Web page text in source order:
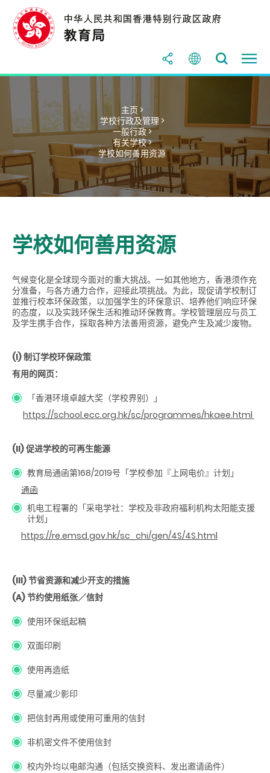
主页 >
学校行政及管理 >
一般行政 >
有关学校 >
学校如何善用资源
学校如何善用资源
气候变化是全球现今面对的重大挑战。一如其他地方，香港须作充
分准备，与各方通力合作，迎接此项挑战。为此，现促请学校制订
並推行校本环保政策，以加强学生的环保意识、培养他们响应环保
的态度，以及实践环保生活和推动环保教育。学校管理层应与员工
及学生携手合作，採取各种方法善用资源，避免产生及减少废物。
(I) 制订学校环保政策
有用的网页：
「香港环境卓越大奖（学校界别）」
https://school.ecc.org.hk/sc/programmes/hkaee.html
(II) 促进学校的可再生能源
教育局通函第168/2019号「学校参加『上网电价』计划」
通函
机电工程署的「采电学社：学校及非政府福利机构太阳能支援
计划」
https://re.emsd.gov.hk/sc_chi/gen/4S/4S.html
(III) 节省资源和减少开支的措施
(A) 节约使用纸张／信封
使用环保纸起稿
双面印刷
使用再造纸
尽量减少影印
把信封再用或使用可重用的信封
非机密文件不使用信封
校内外均以电邮沟通（包括交换资料、发出邀请函件）